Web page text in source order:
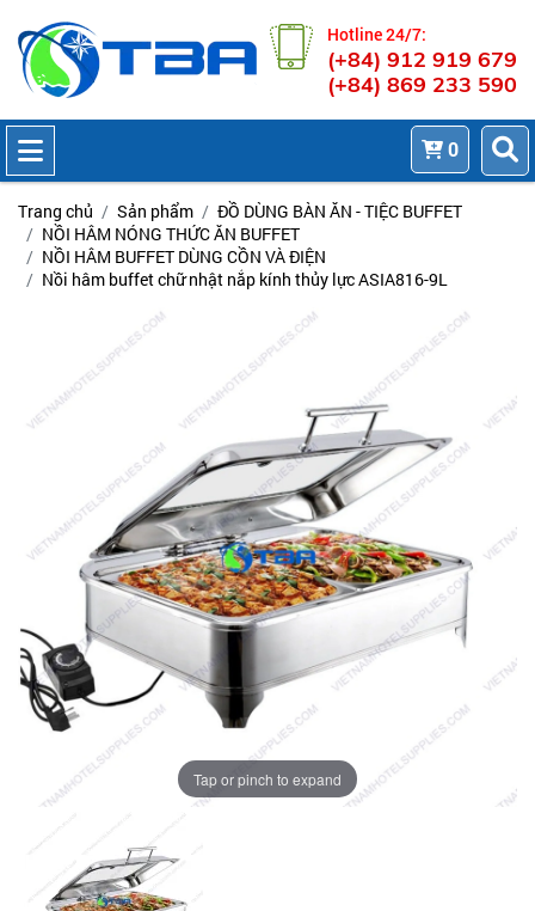
Hotline 24/7:
(+84) 912 919 679
(+84) 869 233 590
0
Trang chủ Sản phẩm
ĐỒ DÙNG BÀN ĂN - TIỆC BUFFET
NỒI HÂM NÓNG THỨC ĂN BUFFET
NỒI HÂM BUFFET DÙNG CỒN VÀ ĐIỆN
Nồi hâm buffet chữ nhật nắp kính thủy lực ASIA816-9L
Tap or pinch to expand